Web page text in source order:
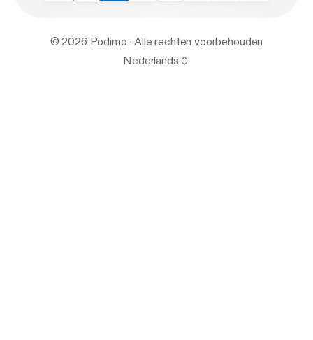
© 2026 Podimo · Alle rechten voorbehouden
Nederlands